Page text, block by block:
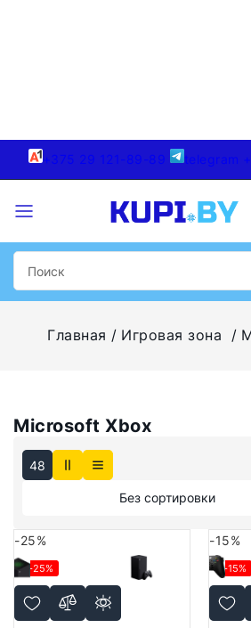
+375 29 121-89-89 telegram
Главная Игровая зона
Microsoft Xbox
48
Без сортировки
-25%
-25%
-15%
-15%